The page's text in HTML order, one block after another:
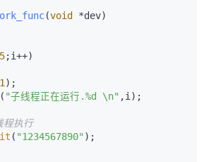
(void
*dev)
5;i++)
1 );
( "子线程正在运行.%d \n" ,i);
执行
( "1234567890" );